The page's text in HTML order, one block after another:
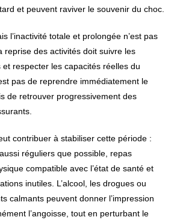
et peuvent raviver le souvenir du choc.
l’inactivité totale et prolongée n’est pas
reprise des activités doit suivre les
et respecter les capacités réelles du
pas de reprendre immédiatement le
de retrouver progressivement des
contribuer à stabiliser cette période :
réguliers que possible, repas
compatible avec l’état de santé et
inutiles. L’alcool, les drogues ou
calmants peuvent donner l’impression
l’angoisse, tout en perturbant le